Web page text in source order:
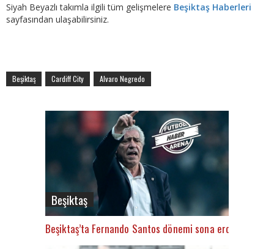
Siyah Beyazlı takımla ilgili tüm gelişmelere Beşiktaş Haberleri
sayfasından ulaşabilirsiniz.
Beşiktaş Cardiff City Alvaro Negredo
Beşiktaş
Beşiktaş’ta Fernando Santos dönemi sona erdi